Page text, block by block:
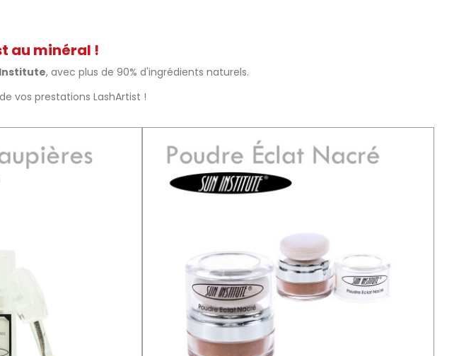
au minéral !
, avec plus de 90% d'ingrédients naturels.
vos prestations LashArtist !